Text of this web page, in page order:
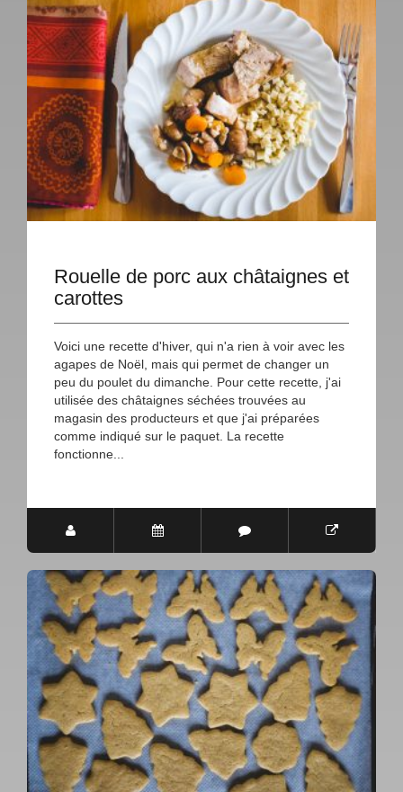
Rouelle de porc aux châtaignes et
carottes
Voici une recette d'hiver, qui n'a rien à voir avec les
agapes de Noël, mais qui permet de changer un
peu du poulet du dimanche. Pour cette recette, j'ai
utilisée des châtaignes séchées trouvées au
magasin des producteurs et que j'ai préparées
comme indiqué sur le paquet. La recette
fonctionne...